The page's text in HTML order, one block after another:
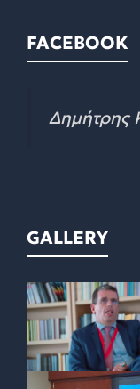
FACEBOOK
Δημήτρης
GALLERY